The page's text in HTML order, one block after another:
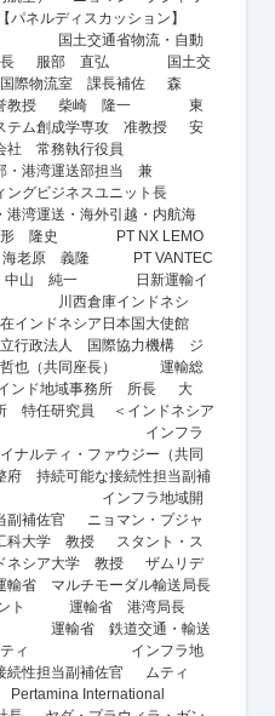
ネルディスカッション】
国土交通省物流・自動
室長 服部 直弘 国土交
課 国際物流室 課長補佐 森
教授 柴崎 隆一 東
テム創成学専攻 准教授 安
常務執行役員
運送部担当 兼
ネスユニット長
・海外引越・内航海
増形 隆史 PT NX LEMO
海老原 義隆 PT VANTEC
長 中山 純一 日新運輸イ
川西倉庫インドネシ
ネシア日本国大使館
法人 国際協力機構 ジ
也（共同座長） 運輸総
インド地域事務所 所長 大
研究員 ＜インドネシア
フトゥ インフラ
ルティ・ファウジー（共同
府 持続可能な接続性担当副補
インフラ地域開
副補佐官 ニョマン・プジャ
教授 スタント・ス
学 教授 ザムリデ
ーダル輸送局長
アント 運輸省 港湾局長
輸省 鉄道交通・輸送
マワティ インフラ地
続性担当副補佐官 ムティ
International